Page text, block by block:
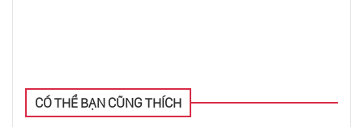
Hiệu Ứng Mandela - Lỗ Hổng Ký Ức
CÓ THỂ BẠN CŨNG THÍCH